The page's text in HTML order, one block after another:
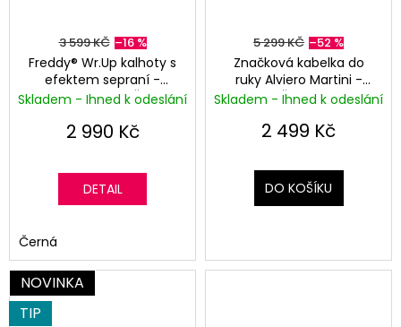
3 599 KČ –16 %
Freddy® Wr.Up kalhoty s
efektem sepraní -
Normální pas - Černá
Skladem - Ihned k odeslání
2 990 Kč
DETAIL
Černá
5 299 KČ –52 %
Značková kabelka do
ruky Alviero Martini -
Černá
Skladem - Ihned k odeslání
2 499 Kč
DO KOŠÍKU
NOVINKA
TIP